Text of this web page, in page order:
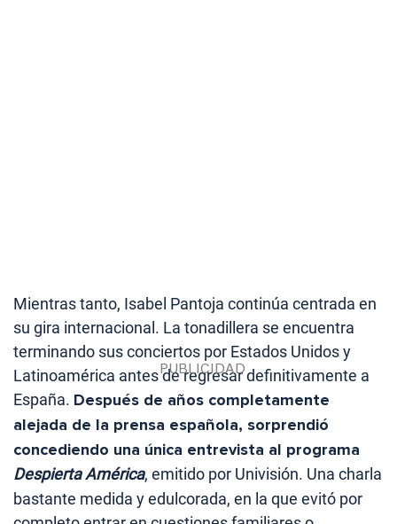
Mientras tanto, Isabel Pantoja continúa centrada en
su gira internacional. La tonadillera se encuentra
terminando sus conciertos por Estados Unidos y
Latinoamérica antes de regresar definitivamente a
España. Después de años completamente
alejada de la prensa española, sorprendió
concediendo una única entrevista al programa
Despierta América, emitido por Univisión. Una charla
bastante medida y edulcorada, en la que evitó por